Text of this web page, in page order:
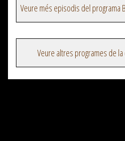
Veure altres programes de